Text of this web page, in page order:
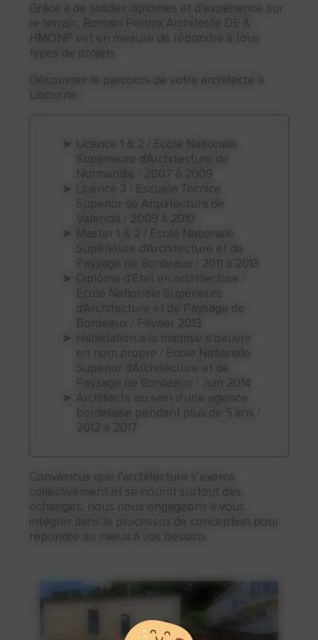
Grâce à de solides diplômes et d'expérience sur
le terrain, Romain Perdrix Architecte DE &
HMONP est en mesure de répondre à tous
types de projets.
Découvrez le parcours de votre architecte à
Libourne :
Licence 1 & 2 / Ecole Nationale
Supérieure d'Architecture de
Normandie / 2007 à 2009
Licence 3 / Escuela Tecnica
Superior de Arquitectura de
Valencia / 2009 à 2010
Master 1 & 2 / Ecole Nationale
Supérieure d'Architecture et de
Paysage de Bordeaux / 2011 à 2013
Diplôme d'Etat en architecture /
Ecole Nationale Supérieure
d'Architecture et de Paysage de
Bordeaux / Février 2013
Habilitation à la maitrise d'oeuvre
en nom propre / Ecole Nationale
Superior d'Architecture et de
Paysage de Bordeaux / Juin 2014 ​
Architecte au sein d'une agence
bordelaise pendant plus de 5 ans /
2012 à 2017
Convaincus que l’architecture s’exerce
collectivement et se nourrit surtout des
échanges, nous nous engageons à vous
intégrer dans le processus de conception pour
répondre au mieux à vos besoins.